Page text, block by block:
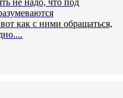
не надо, что под
как с ними обращаться,